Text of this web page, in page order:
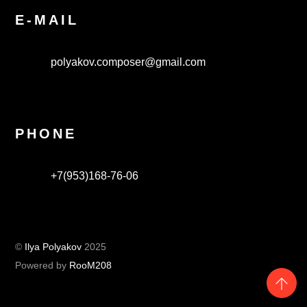
E-MAIL
polyakov.composer@gmail.com
PHONE
+7(953)168-76-06
© Ilya Polyakov 2025
Powered by RooM208